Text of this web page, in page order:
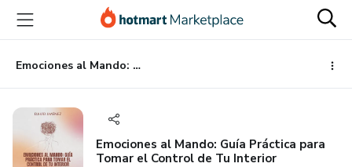
principal
página
de
página
Emociones al Mando: Guía Práctica para Tomar el Control de Tu Interior
Emociones al Mando: Guía Práctica para
Tomar el Control de Tu Interior